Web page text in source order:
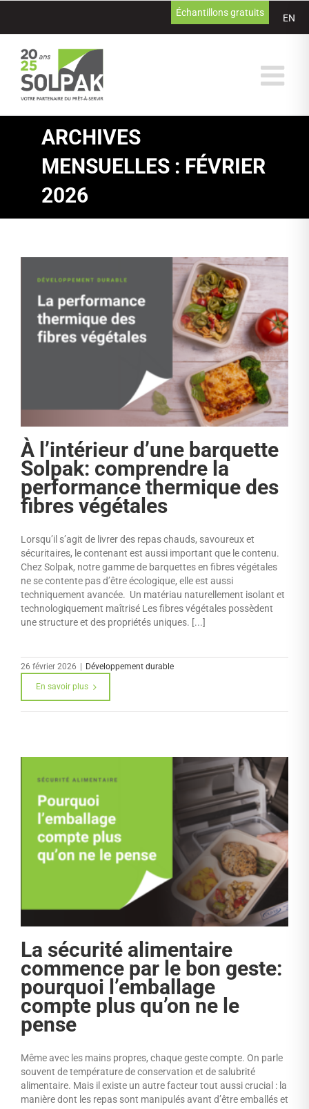
contenu
EN
Échantillons gratuits
ARCHIVES
MENSUELLES : FÉVRIER
2026
À l’intérieur d’une barquette
Solpak: comprendre la
performance thermique des
fibres végétales
Lorsqu’il s’agit de livrer des repas chauds, savoureux et
sécuritaires, le contenant est aussi important que le contenu.
Chez Solpak, notre gamme de barquettes en fibres végétales
ne se contente pas d’être écologique, elle est aussi
techniquement avancée. Un matériau naturellement isolant et
technologiquement maîtrisé Les fibres végétales possèdent
une structure et des propriétés uniques. [...]
26 février 2026 Développement durable
En savoir plus
La sécurité alimentaire
commence par le bon geste:
pourquoi l’emballage
compte plus qu’on ne le
pense
Même avec les mains propres, chaque geste compte. On parle
souvent de température de conservation et de salubrité
alimentaire. Mais il existe un autre facteur tout aussi crucial : la
manière dont les repas sont manipulés avant d’être emballés et